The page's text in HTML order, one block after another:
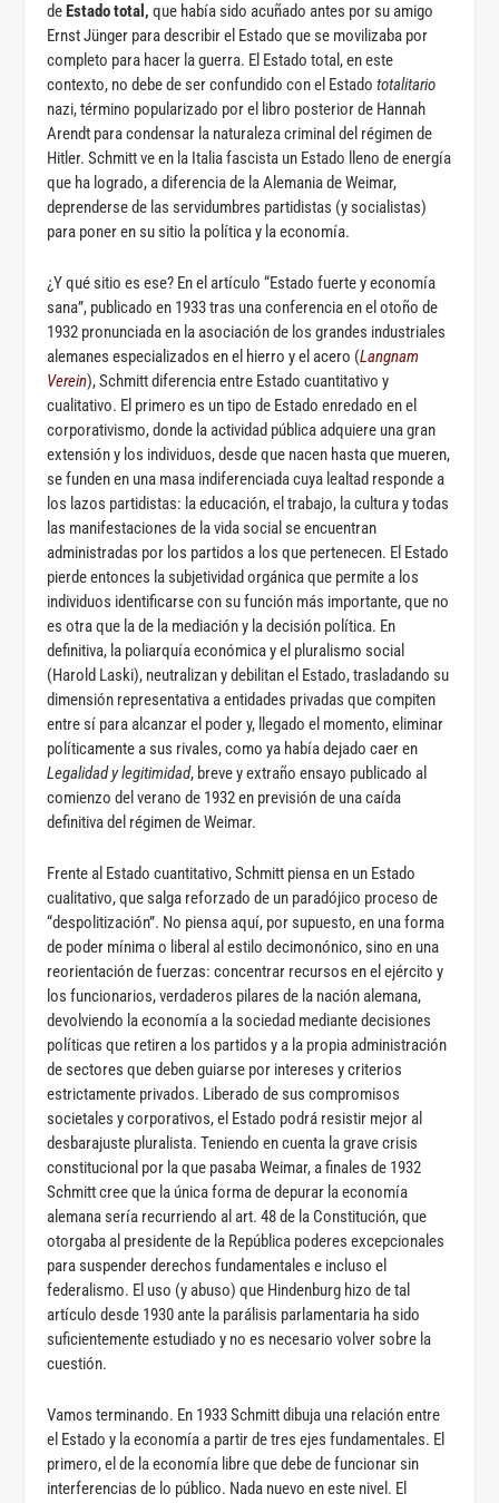
deEstado total, que había sido acuñado antes por su amigo
Ernst Jünger para describir el Estado que se movilizaba por
completo para hacer la guerra. El Estado total, en este
contexto, no debe de ser confundido con el Estadototalitario
nazi, término popularizado por el libro posterior de Hannah
Arendt para condensar la naturaleza criminal del régimen de
Hitler. Schmitt ve en la Italia fascista un Estado lleno de energía
que ha logrado, a diferencia de la Alemania de Weimar,
deprenderse de las servidumbres partidistas (y socialistas)
para poner en su sitio la política y la economía.
¿Y qué sitio es ese? En el artículo “Estado fuerte y economía
sana”, publicado en 1933 tras una conferencia en el otoño de
1932 pronunciada en la asociación de los grandes industriales
alemanes especializados en el hierro y el acero (Langnam
Verein), Schmitt diferencia entre Estado cuantitativo y
cualitativo. El primero es un tipo de Estado enredado en el
corporativismo, donde la actividad pública adquiere una gran
extensión y los individuos, desde que nacen hasta que mueren,
se funden en una masa indiferenciada cuya lealtad responde a
los lazos partidistas: la educación, el trabajo, la cultura y todas
las manifestaciones de la vida social se encuentran
administradas por los partidos a los que pertenecen. El Estado
pierde entonces la subjetividad orgánica que permite a los
individuos identificarse con su función más importante, que no
es otra que la de la mediación y la decisión política. En
definitiva, la poliarquía económica y el pluralismo social
(Harold Laski), neutralizan y debilitan el Estado, trasladando su
dimensión representativa a entidades privadas que compiten
entre sí para alcanzar el poder y, llegado el momento, eliminar
políticamente a sus rivales, como ya había dejado caer en
Legalidad y legitimidad, breve y extraño ensayo publicado al
comienzo del verano de 1932 en previsión de una caída
definitiva del régimen de Weimar.
Frente al Estado cuantitativo, Schmitt piensa en un Estado
cualitativo, que salga reforzado de un paradójico proceso de
“despolitización”. No piensa aquí, por supuesto, en una forma
de poder mínima o liberal al estilo decimonónico, sino en una
reorientación de fuerzas: concentrar recursos en el ejército y
los funcionarios, verdaderos pilares de la nación alemana,
devolviendo la economía a la sociedad mediante decisiones
políticas que retiren a los partidos y a la propia administración
de sectores que deben guiarse por intereses y criterios
estrictamente privados. Liberado de sus compromisos
societales y corporativos, el Estado podrá resistir mejor al
desbarajuste pluralista. Teniendo en cuenta la grave crisis
constitucional por la que pasaba Weimar, a finales de 1932
Schmitt cree que la única forma de depurar la economía
alemana sería recurriendo al art. 48 de la Constitución, que
otorgaba al presidente de la República poderes excepcionales
para suspender derechos fundamentales e incluso el
federalismo. El uso (y abuso) que Hindenburg hizo de tal
artículo desde 1930 ante la parálisis parlamentaria ha sido
suficientemente estudiado y no es necesario volver sobre la
cuestión.
Vamos terminando. En 1933 Schmitt dibuja una relación entre
el Estado y la economía a partir de tres ejes fundamentales. El
primero, el de la economía libre que debe de funcionar sin
interferencias de lo público. Nada nuevo en este nivel. El